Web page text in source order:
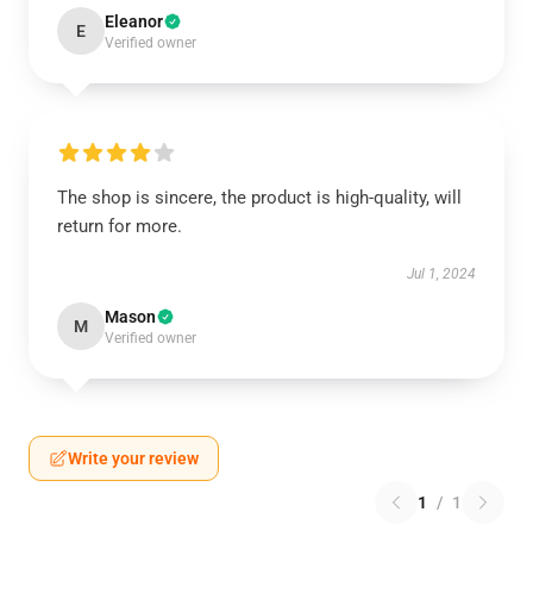
E Eleanor
Verified owner
The shop is sincere, the product is high-quality, will
return for more.
Jul 1, 2024
M Mason
Verified owner
Write your review
1 / 1